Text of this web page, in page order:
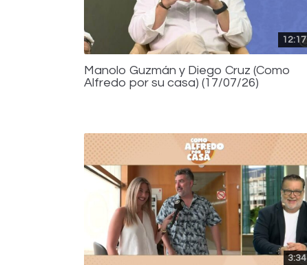
12:17
Manolo Guzmán y Diego Cruz (Como
Alfredo por su casa) (17/07/26)
3:34